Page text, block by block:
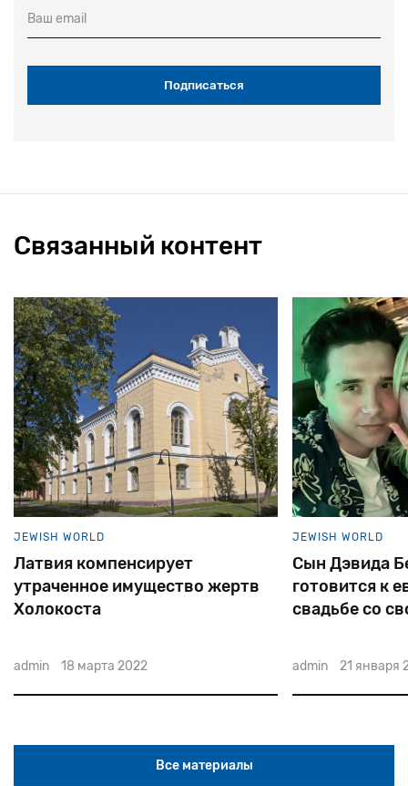
Ваш email
Связанный контент
JEWISH WORLD
Латвия компенсирует
утраченное имущество жертв
Холокоста
admin 18 марта 2022
JEWISH WORLD
Сын Дэвида
готовится к
свадьбе со
admin 21 января
Все материалы